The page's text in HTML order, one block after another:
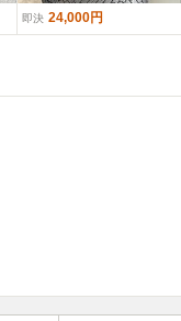
即決 24,000円